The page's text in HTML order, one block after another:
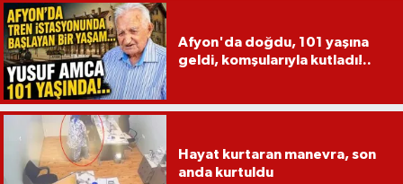
Afyon'da doğdu, 101 yaşına
geldi, komşularıyla kutladı!..
Hayat kurtaran manevra, son
anda kurtuldu